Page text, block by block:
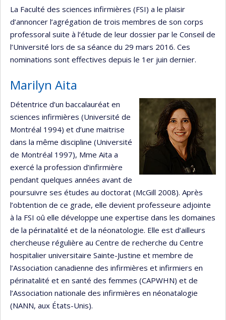
La Faculté des sciences infirmières (FSI) a le plaisir
d’annoncer l’agrégation de trois membres de son corps
professoral suite à l’étude de leur dossier par le Conseil de
l’Université lors de sa séance du 29 mars 2016. Ces
nominations sont effectives depuis le 1er juin dernier.
Marilyn Aita
Détentrice d’un baccalauréat en
sciences infirmières (Université de
Montréal 1994) et d’une maitrise
dans la même discipline (Université
de Montréal 1997), Mme Aita a
exercé la profession d’infirmière
pendant quelques années avant de
poursuivre ses études au doctorat (McGill 2008). Après
l’obtention de ce grade, elle devient professeure adjointe
à la FSI oû elle développe une expertise dans les domaines
de la périnatalité et de la néonatologie. Elle est d’ailleurs
chercheuse régulière au Centre de recherche du Centre
hospitalier universitaire Sainte-Justine et membre de
l’Association canadienne des infirmières et infirmiers en
périnatalité et en santé des femmes (CAPWHN) et de
l’Association nationale des infirmières en néonatalogie
(NANN, aux États-Unis).